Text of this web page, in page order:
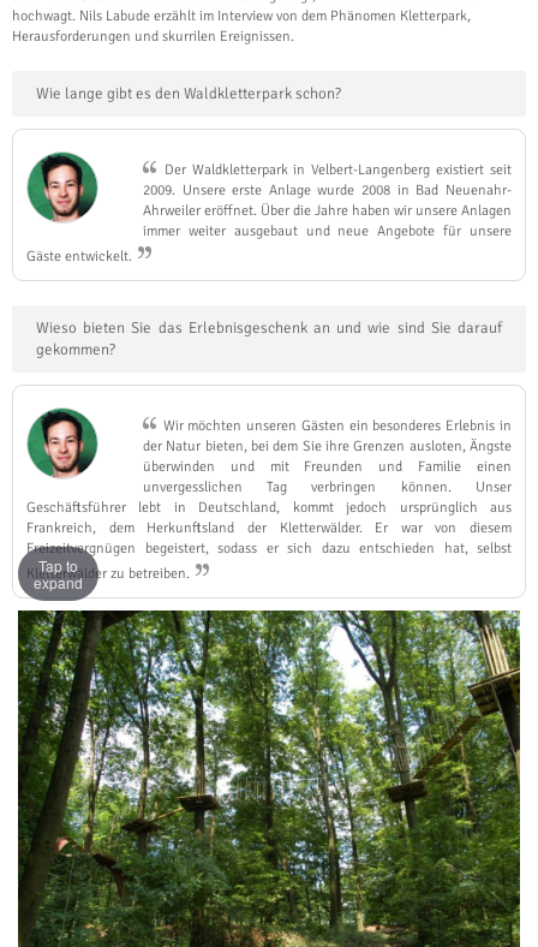
hochwagt. Nils Labude erzählt im Interview von dem Phänomen Kletterpark,
Herausforderungen und skurrilen Ereignissen.
Wie lange gibt es den Waldkletterpark schon?
Der Waldkletterpark in Velbert-Langenberg existiert seit
2009. Unsere erste Anlage wurde 2008 in Bad Neuenahr-
Ahrweiler eröffnet. Über die Jahre haben wir unsere Anlagen
immer weiter ausgebaut und neue Angebote für unsere
Gäste entwickelt.
Wieso bieten Sie das Erlebnisgeschenk an und wie sind Sie darauf
gekommen?
Wir möchten unseren Gästen ein besonderes Erlebnis in
der Natur bieten, bei dem Sie ihre Grenzen ausloten, Ängste
überwinden und mit Freunden und Familie einen
unvergesslichen Tag verbringen können. Unser
Geschäftsführer lebt in Deutschland, kommt jedoch ursprünglich aus
Frankreich, dem Herkunftsland der Kletterwälder. Er war von diesem
Freizeitvergnügen begeistert, sodass er sich dazu entschieden hat, selbst
Kletterwälder zu betreiben.
Tap to
expand